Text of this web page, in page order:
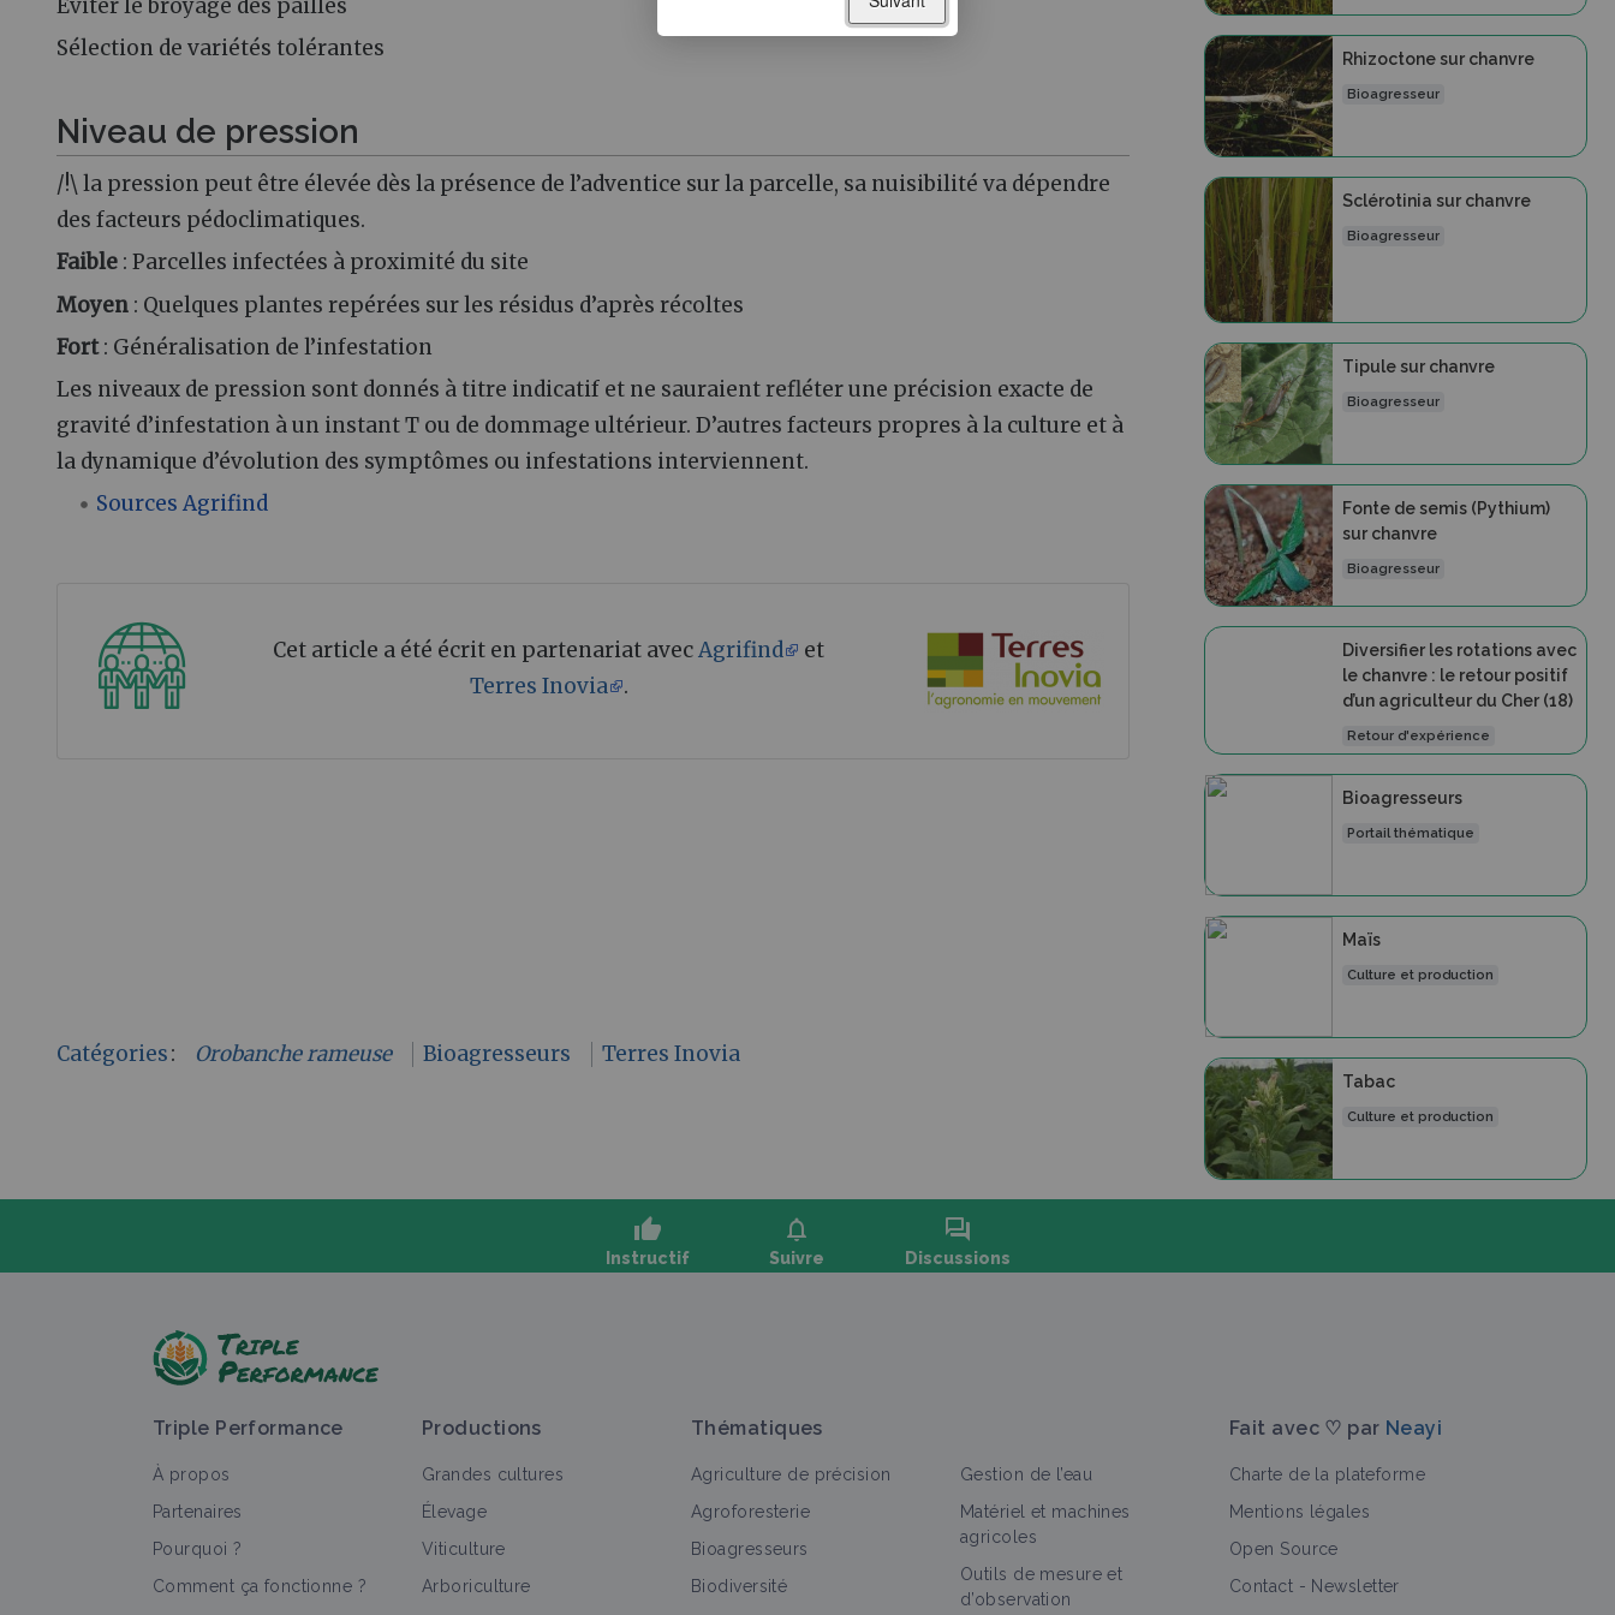
Eviter le broyage des pailles
Sélection de variétés tolérantes
Niveau de pression
/!\ la pression peut être élevée dès la présence de l’adventice sur la parcelle, sa nuisibilité va dépendre
des facteurs pédoclimatiques.
Faible : Parcelles infectées à proximité du site
Moyen : Quelques plantes repérées sur les résidus d’après récoltes
Fort: Généralisation de l’infestation
Les niveaux de pression sont donnés à titre indicatif et ne sauraient refléter une précision exacte de
gravité d’infestation à un instant T ou de dommage ultérieur. D’autres facteurs propres à la culture et à
la dynamique d’évolution des symptômes ou infestations interviennent.
Sources Agrifind
Cet article a été écrit en partenariat avecAgrifind
et
Terres Inovia
.
Catégories: Orobanche rameuse Bioagresseurs Terres Inovia
Rhizoctone sur chanvre
Bioagresseur
Sclérotinia sur chanvre
Bioagresseur
Tipule sur chanvre
Bioagresseur
Fonte de semis (Pythium)
sur chanvre
Bioagresseur
Diversifier les rotations avec
le chanvre : le retour positif
d’un agriculteur du Cher (18)
Retour d'expérience
Bioagresseurs
Portail thématique
Maïs
Culture et production
Tabac
Culture et production
thumb_up
Instructif
notifications
Suivre
forum
Discussions
Tout Culture et production Retour d'expérience Portail thématique
>
Triple Performance
À propos
Partenaires
Pourquoi ?
Comment ça fonctionne ?
Productions
Grandes cultures
Élevage
Viticulture
Arboriculture
Thématiques
Agriculture de précision
Agroforesterie
Bioagresseurs
Biodiversité
Gestion de l’eau
Matériel et machines
agricoles
Outils de mesure et
d’observation
Fait avec ♡ par Neayi
Charte de la plateforme
Mentions légales
Open Source
Contact - Newsletter